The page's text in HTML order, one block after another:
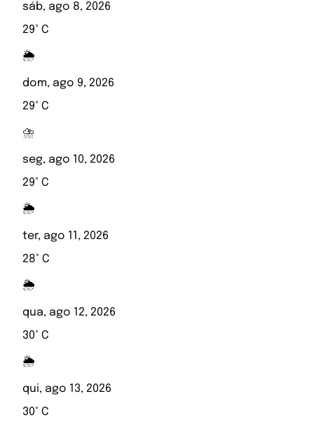
sáb, ago 8, 2026
29° C
🌦️
dom, ago 9, 2026
29° C
⛈️
seg, ago 10, 2026
29° C
🌦️
ter, ago 11, 2026
28° C
🌦️
qua, ago 12, 2026
30° C
🌦️
qui, ago 13, 2026
30° C